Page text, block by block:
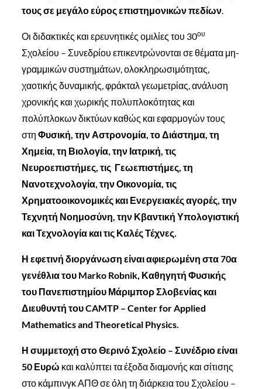
τους σε μεγάλο εύρος επιστημονικών πεδίων.
Οι διδακτικές και ερευνητικές ομιλίες του 30ου
Σχολείου – Συνεδρίου επικεντρώνονται σε θέματα μη-
γραμμικών συστημάτων, ολοκληρωσιμότητας,
χαοτικής δυναμικής, φράκταλ γεωμετρίας, ανάλυση
χρονικής και χωρικής πολυπλοκότητας και
πολύπλοκων δικτύων καθώς και εφαρμογών τους
στηΦυσική, την Αστρονομία, το Διάστημα, τη
Χημεία, τη Βιολογία, την Ιατρική, τις
Νευροεπιστήμες, τις Γεωεπιστήμες, τη
Νανοτεχνολογία, την Οικονομία, τις
Χρηματοοικονομικές και Ενεργειακές αγορές, την
Τεχνητή Νοημοσύνη, την Κβαντική Υπολογιστική
και Τεχνολογία και τις Καλές Τέχνες.
Η εφετινή διοργάνωση είναι αφιερωμένη στα 70α
γενέθλια του Marko Robnik, Καθηγητή Φυσικής
του Πανεπιστημίου Μάριμπορ Σλοβενίας και
Διευθυντή του CAMTP – Center for Applied
Mathematics and Theoretical Physics.
Η συμμετοχή στο Θερινό Σχολείο – Συνέδριο είναι
50 Ευρώ και καλύπτει τα έξοδα διαμονής και σίτισης
στο κάμπινγκ ΑΠΘ σε όλη τη διάρκεια του Σχολείου –